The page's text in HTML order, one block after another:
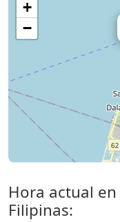
+
−
Hora actual
Filipinas: